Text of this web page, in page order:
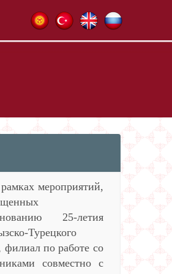
мероприятий,
25-летия
Турецкого
филиал по работе со
совместно с